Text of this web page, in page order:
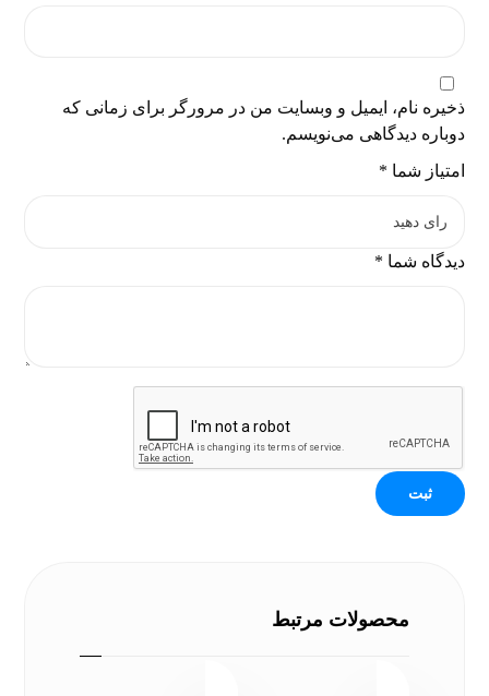
ذخیره نام، ایمیل و وبسایت من در مرورگر برای زمانی که
دوباره دیدگاهی می‌نویسم.
امتیاز شما *
دیدگاه شما *
محصولات مرتبط